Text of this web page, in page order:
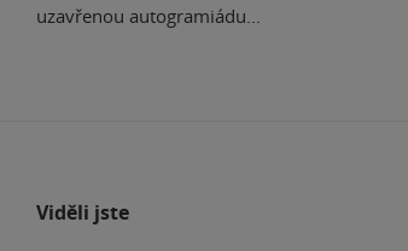
uzavřenou autogramiádu...
Viděli jste